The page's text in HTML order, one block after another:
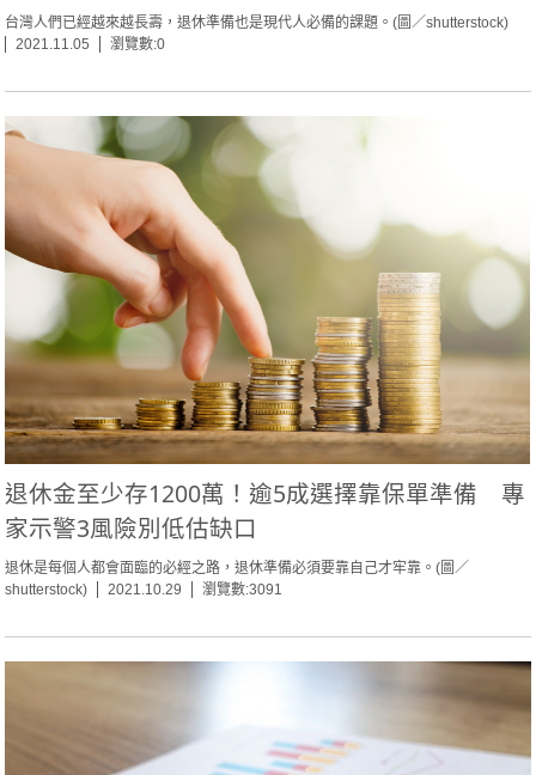
台灣人們已經越來越長壽，退休準備也是現代人必備的課題。(圖／shutterstock)
2021.11.05
瀏覽數:0
退休金至少存1200萬！逾5成選擇靠保單準備 專
家示警3風險別低估缺口
退休是每個人都會面臨的必經之路，退休準備必須要靠自己才牢靠。(圖／
shutterstock)
2021.10.29 瀏覽數:3091